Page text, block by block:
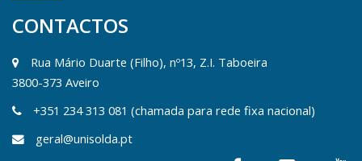
CONTACTOS
Rua Mário Duarte (Filho), nº13, Z.I. Taboeira
3800-373 Aveiro
+351 234 313 081 (chamada para rede fixa nacional)
geral@unisolda.pt